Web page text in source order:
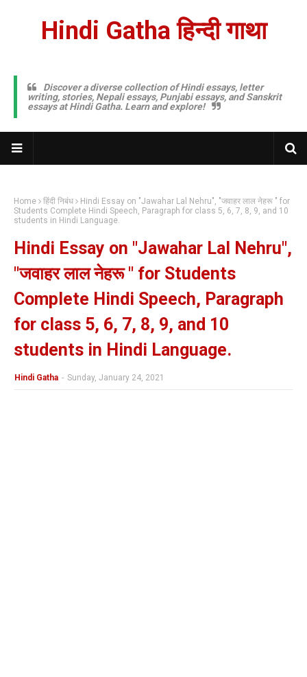
Hindi Gatha हिन्दी गाथा
Discover a diverse collection of Hindi essays, letter
writing, stories, Nepali essays, Punjabi essays, and Sanskrit
essays at Hindi Gatha. Learn and explore!
Home हिंदी निबंध
Hindi Essay on "Jawahar Lal Nehru", "जवाहर लाल नेहरू " for
Students Complete Hindi Speech, Paragraph for class 5, 6, 7, 8, 9, and 10
students in Hindi Language.
Hindi Essay on "Jawahar Lal Nehru",
"जवाहर लाल नेहरू " for Students
Complete Hindi Speech, Paragraph
for class 5, 6, 7, 8, 9, and 10
students in Hindi Language.
Hindi Gatha - Sunday, January 24, 2021